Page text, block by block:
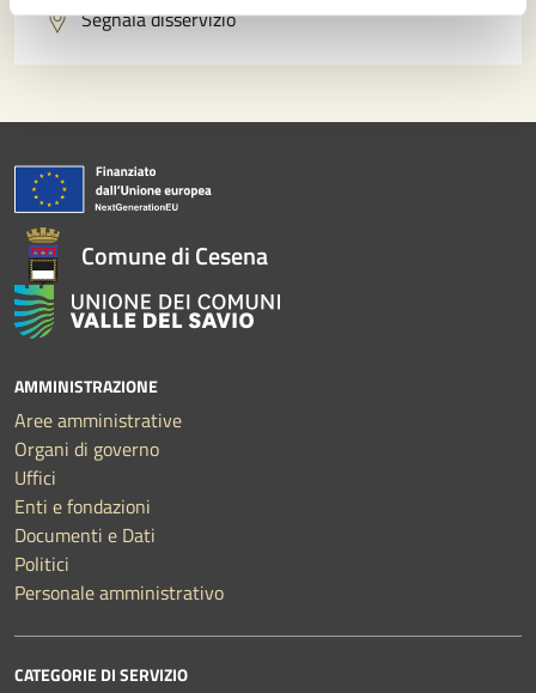
Segnala disservizio
Comune di Cesena
AMMINISTRAZIONE
Aree amministrative
Organi di governo
Uffici
Enti e fondazioni
Documenti e Dati
Politici
Personale amministrativo
CATEGORIE DI SERVIZIO